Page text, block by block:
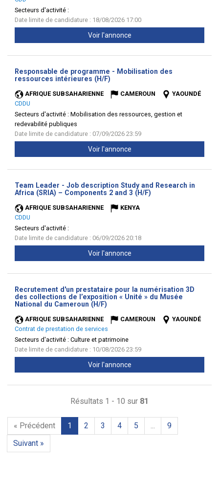
Secteurs d'activité :
Date limite de candidature : 18/08/2026 17:00
Voir l'annonce
Responsable de programme - Mobilisation des
ressources intérieures (H/F)
AFRIQUE SUBSAHARIENNE CAMEROUN
YAOUNDÉ
CDDU
Secteurs d'activité : Mobilisation des ressources, gestion et
redevabilité publiques
Date limite de candidature : 07/09/2026 23:59
Voir l'annonce
Team Leader - Job description Study and Research in
Africa (SRIA) – Components 2 and 3 (H/F)
AFRIQUE SUBSAHARIENNE
KENYA
CDDU
Secteurs d'activité :
Date limite de candidature : 06/09/2026 20:18
Voir l'annonce
Recrutement d'un prestataire pour la numérisation 3D
des collections de l’exposition « Unité » du Musée
National du Cameroun (H/F)
AFRIQUE SUBSAHARIENNE CAMEROUN
YAOUNDÉ
Contrat de prestation de services
Secteurs d'activité : Culture et patrimoine
Date limite de candidature : 10/08/2026 23:59
Voir l'annonce
Résultats 1 - 10 sur 81
« Précédent 1 2 3 4 5 ...
9
Suivant »